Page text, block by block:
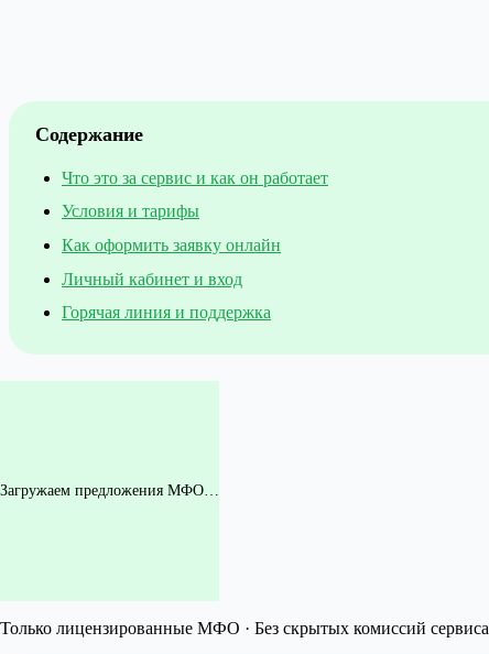
Содержание
Что это за сервис и как он работает
Условия и тарифы
Как оформить заявку онлайн
Личный кабинет и вход
Горячая линия и поддержка
Загружаем предложения МФО…
Только лицензированные МФО · Без скрытых комиссий